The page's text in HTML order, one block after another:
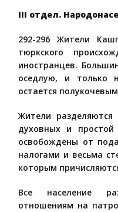
III отдел.
292-296 Жители
тюркского
иностранцев.
оседлую, и только
остается
Жители разделяются
духовных и
освобождены от
налогами и весьма
которым
Все население
отношениям на